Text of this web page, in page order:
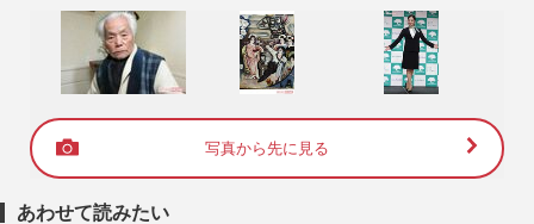
写真から先に見る
あわせて読みたい